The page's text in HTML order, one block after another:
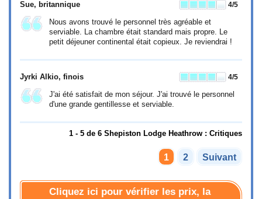
Sue, britannique 4/5
Nous avons trouvé le personnel très agréable et
serviable. La chambre était standard mais propre. Le
petit déjeuner continental était copieux. Je reviendrai !
Jyrki Alkio, finois 4/5
J'ai été satisfait de mon séjour. J'ai trouvé le personnel
d'une grande gentillesse et serviable.
1 - 5 de 6 Shepiston Lodge Heathrow : Critiques
1 2 Suivant
Cliquez ici pour vérifier les prix, la